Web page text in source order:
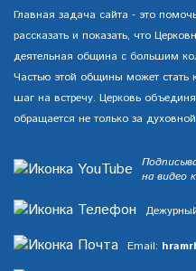
Главная задача сайта - это
рассказать и показать, что
деятельная община с большим
Частью этой общины может
шаг на встречу. Церковь
обращается не только за
на видео
Email: